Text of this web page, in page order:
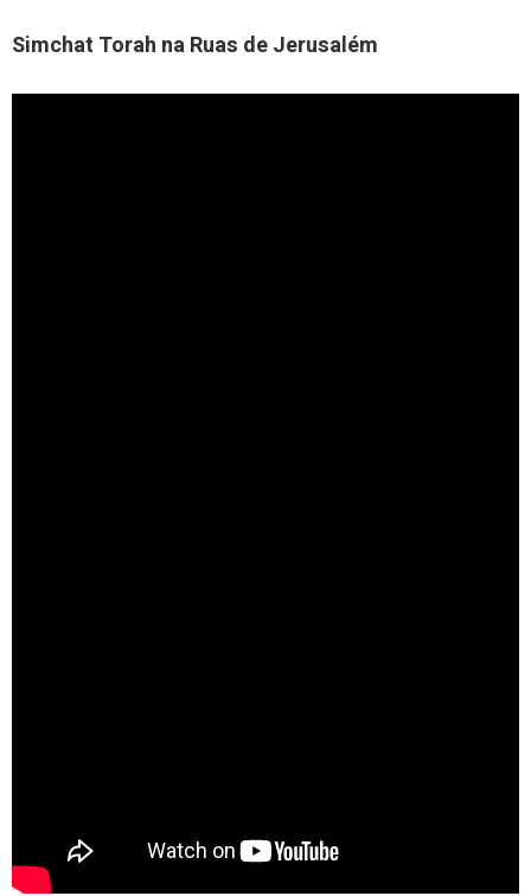
Simchat Torah na Ruas de Jerusalém